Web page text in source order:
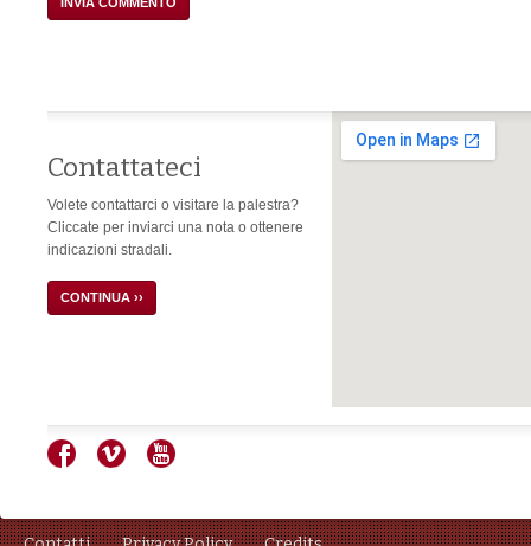
Contattateci
Volete contattarci o visitare la palestra?
Cliccate per inviarci una nota o ottenere
indicazioni stradali.
CONTINUA ››